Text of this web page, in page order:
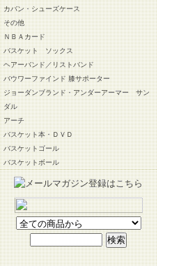
カバン・シューズケース
その他
ＮＢＡカード
バスケット ソックス
ヘアーバンド／リストバンド
バウワーファインド 膝サポーター
ジョーダンブランド・アンダーアーマー サン
ダル
アーチ
バスケット本・ＤＶＤ
バスケットゴール
バスケットボール